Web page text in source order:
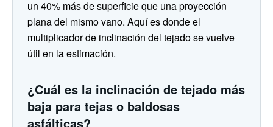
un 40% más de superficie que una proyección
plana del mismo vano. Aquí es donde el
multiplicador de inclinación del tejado se vuelve
útil en la estimación.
¿Cuál es la inclinación de tejado más
baja para tejas o baldosas
asfálticas?